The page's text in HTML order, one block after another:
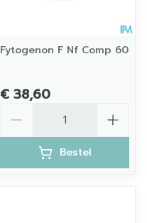
Fytogenon F Nf Comp 60
€ 38,60
Bestel